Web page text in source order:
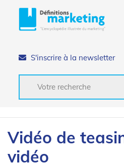
S'inscrire à la newsletter
Vidéo de
vidéo